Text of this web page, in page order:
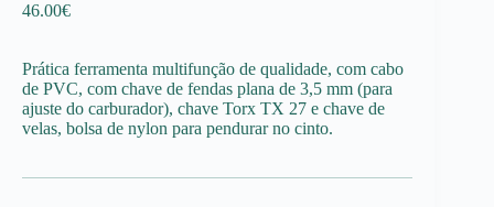
46.00€
Prática ferramenta multifunção de qualidade, com cabo
de PVC, com chave de fendas plana de 3,5 mm (para
ajuste do carburador), chave Torx TX 27 e chave de
velas, bolsa de nylon para pendurar no cinto.